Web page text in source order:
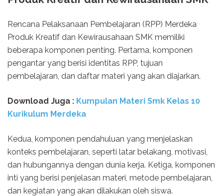
Rencana Pelaksanaan Pembelajaran (RPP) Merdeka
Produk Kreatif dan Kewirausahaan SMK memiliki
beberapa komponen penting. Pertama, komponen
pengantar yang berisi identitas RPP, tujuan
pembelajaran, dan daftar materi yang akan diajarkan.
Download Juga : Kumpulan Materi Smk Kelas 10
Kurikulum Merdeka
Kedua, komponen pendahuluan yang menjelaskan
konteks pembelajaran, seperti latar belakang, motivasi,
dan hubungannya dengan dunia kerja. Ketiga, komponen
inti yang berisi penjelasan materi, metode pembelajaran,
dan kegiatan yang akan dilakukan oleh siswa.